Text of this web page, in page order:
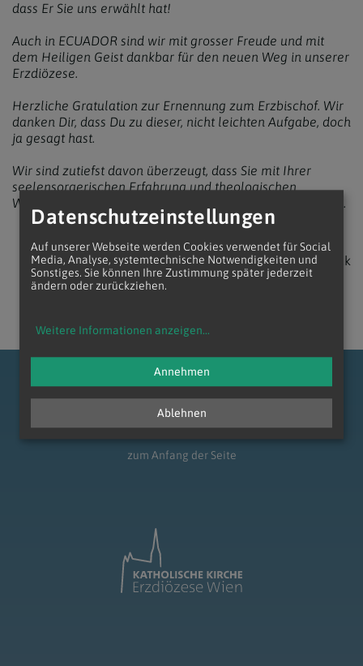
dass Er Sie uns erwählt hat!
Auch in ECUADOR sind wir mit grosser Freude und mit
dem Heiligen Geist dankbar für den neuen Weg in unserer
Erzdiözese.
Herzliche Gratulation zur Ernennung zum Erzbischof. Wir
danken Dir, dass Du zu dieser, nicht leichten Aufgabe, doch
ja gesagt hast.
Wir sind zutiefst davon überzeugt, dass Sie mit Ihrer
seelensorgerischen Erfahrung und theologischen
Weitsicht der Diözese in eine gute Zukunft führen werden.
zurück
zum Anfang der Seite
Datenschutzeinstellungen
Auf unserer Webseite werden Cookies verwendet für Social
Media, Analyse, systemtechnische Notwendigkeiten und
Sonstiges. Sie können Ihre Zustimmung später jederzeit
ändern oder zurückziehen.
Weitere Informationen anzeigen...
Ablehnen
Annehmen